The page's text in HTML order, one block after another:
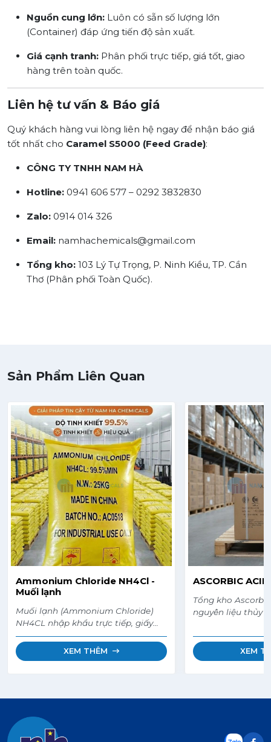
Nguồn cung lớn: Luôn có sẵn số lượng lớn
(Container) đáp ứng tiến độ sản xuất.
Giá cạnh tranh: Phân phối trực tiếp, giá tốt, giao
hàng trên toàn quốc.
Liên hệ tư vấn & Báo giá
Quý khách hàng vui lòng liên hệ ngay để nhận báo giá
tốt nhất cho Caramel S5000 (Feed Grade):
CÔNG TY TNHH NAM HÀ
Hotline: 0941 606 577 – 0292 3832830
Zalo: 0914 014 326
Email: namhachemicals@gmail.com
Tổng kho: 103 Lý Tự Trọng, P. Ninh Kiều, TP. Cần
Thơ (Phân phối Toàn Quốc).
Sản Phẩm Liên Quan
Ammonium Chloride NH4Cl -
Muối lạnh
Muối lạnh (Ammonium Chloride)
NH4CL nhập khẩu trực tiếp, giấy
chứng nhận, giấy tờ đầy đủ.
XEM THÊM
ASCORBIC
Tổng kho
nguyên liệu thủy
giảm tỷ lệ chết
nhanh. Hàng
nhất. Giao hàng
XEM